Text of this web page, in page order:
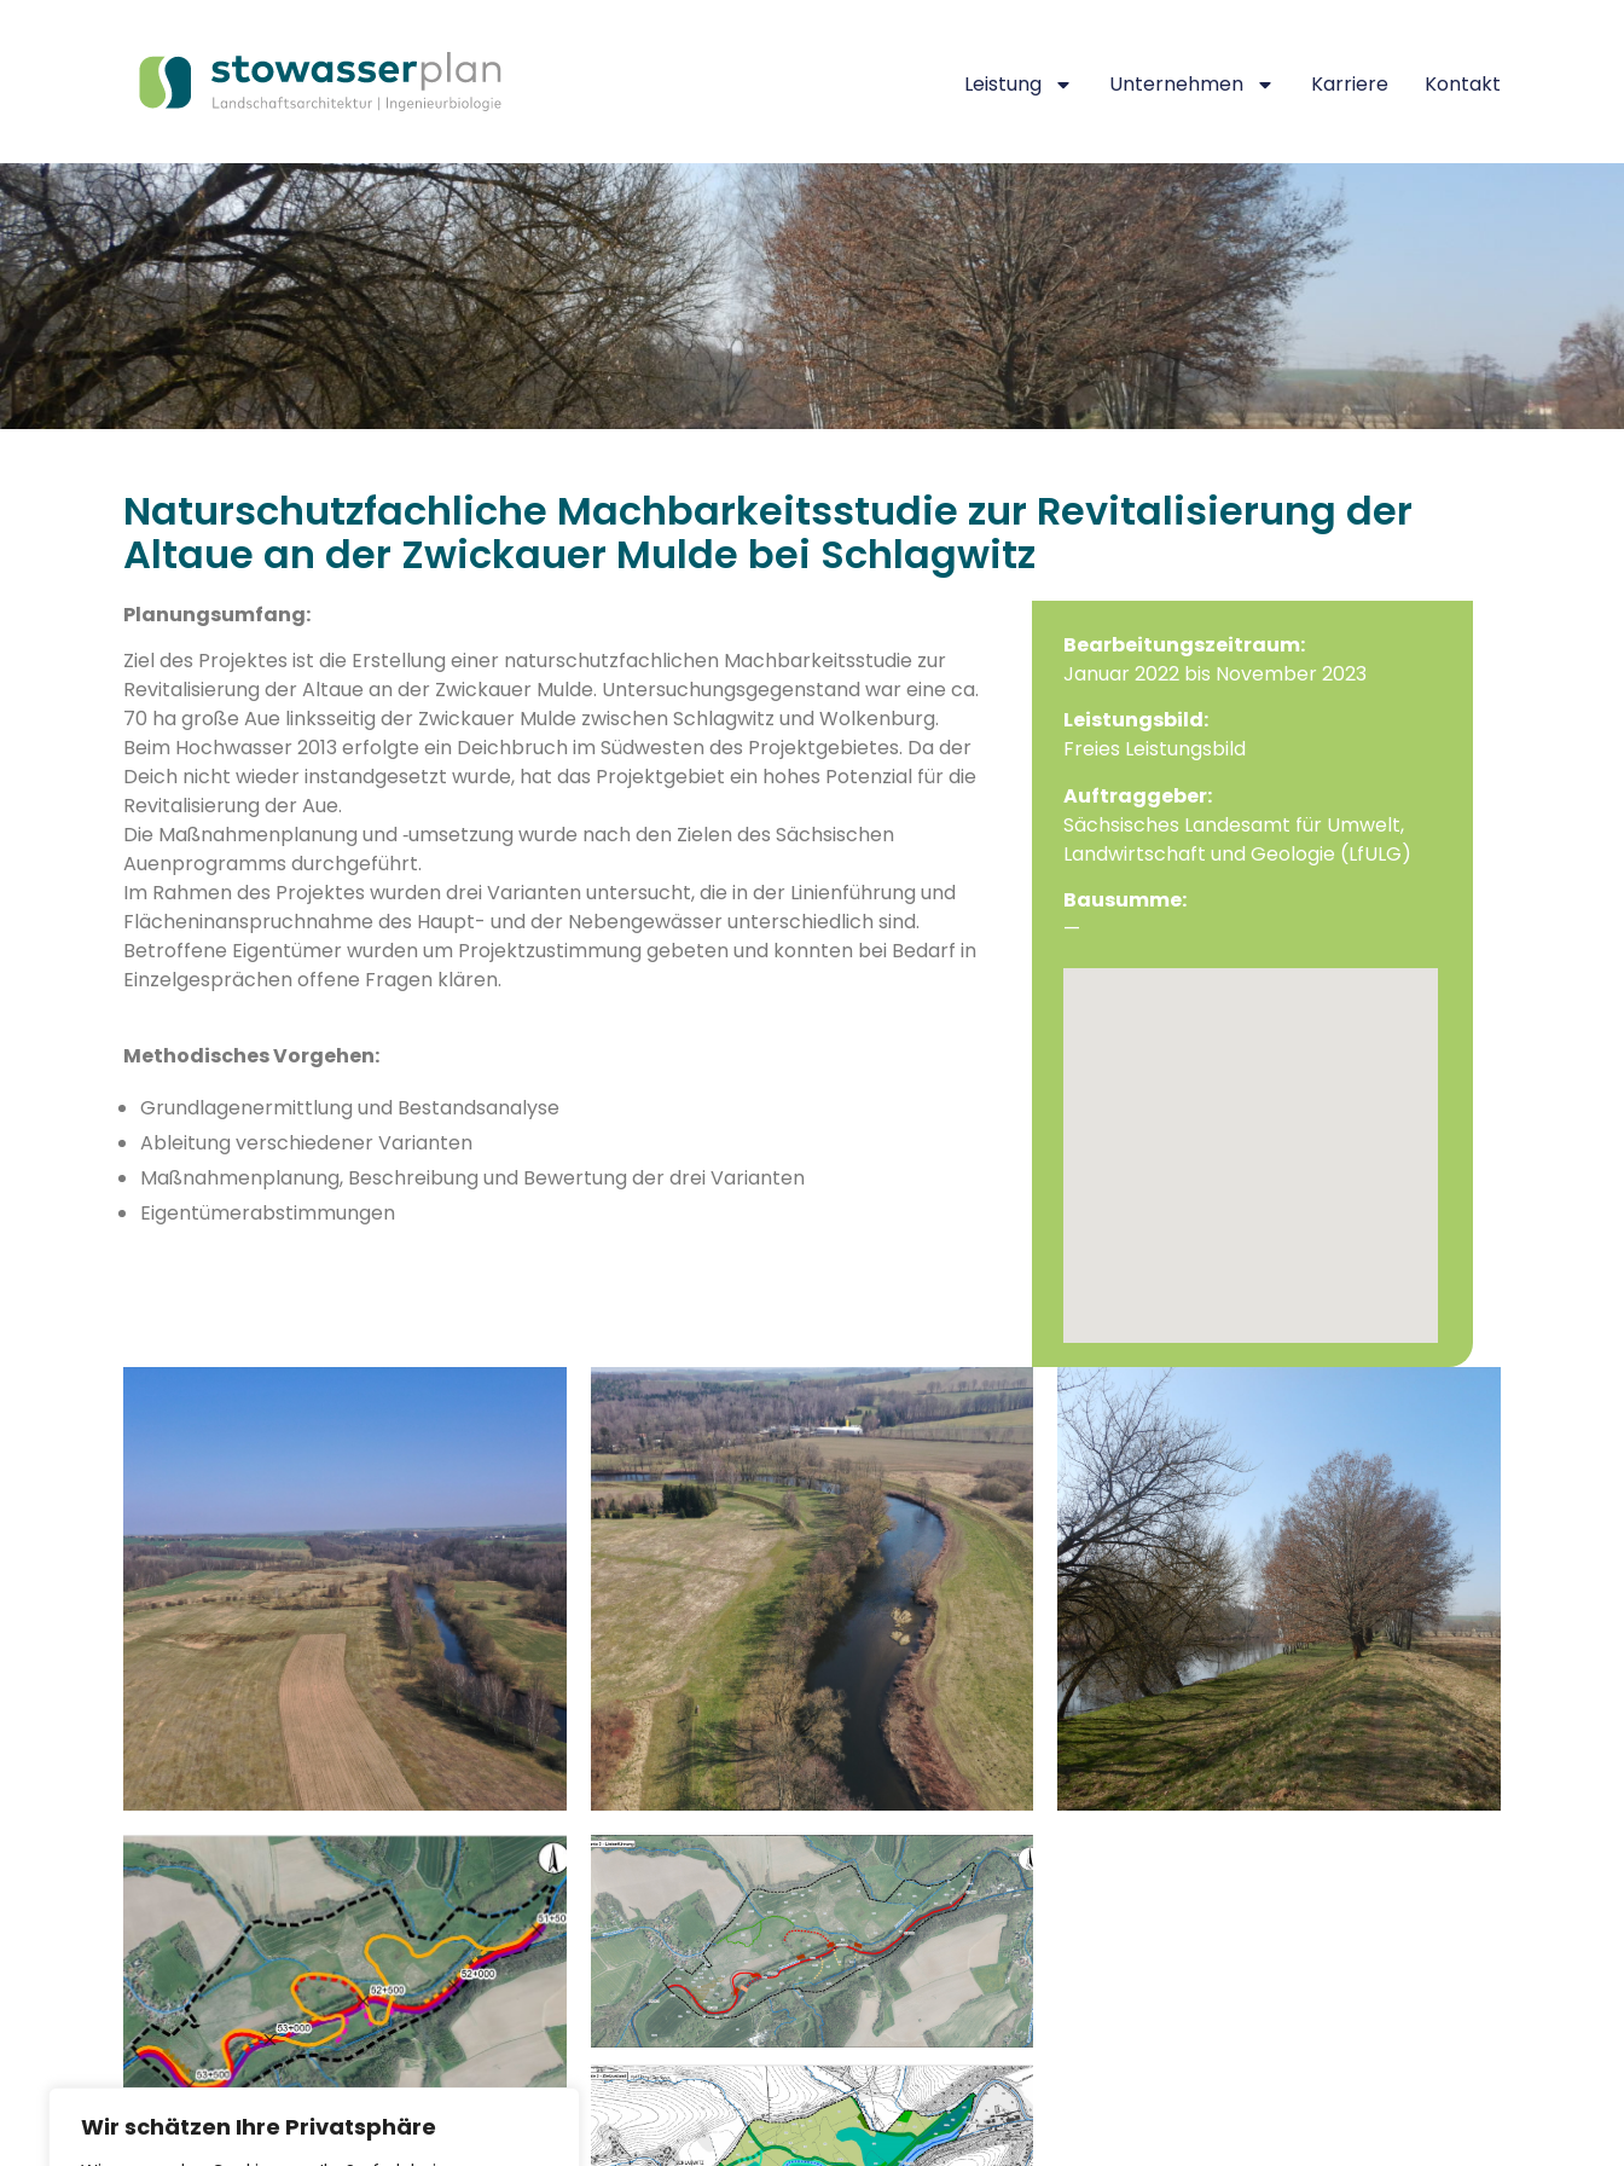
Wir schätzen Ihre Privatsphäre
Leistung Unternehmen Karriere Kontakt
Naturschutzfachliche Machbarkeitsstudie zur Revitalisierung der
Altaue an der Zwickauer Mulde bei Schlagwitz
Planungsumfang:
Ziel des Projektes ist die Erstellung einer naturschutzfachlichen Machbarkeitsstudie zur
Revitalisierung der Altaue an der Zwickauer Mulde. Untersuchungsgegenstand war eine ca.
70 ha große Aue linksseitig der Zwickauer Mulde zwischen Schlagwitz und Wolkenburg.
Beim Hochwasser 2013 erfolgte ein Deichbruch im Südwesten des Projektgebietes. Da der
Deich nicht wieder instandgesetzt wurde, hat das Projektgebiet ein hohes Potenzial für die
Revitalisierung der Aue.
Die Maßnahmenplanung und ‑umsetzung wurde nach den Zielen des Sächsischen
Auenprogramms durchgeführt.
Im Rahmen des Projektes wurden drei Varianten untersucht, die in der Linienführung und
Flächeninanspruchnahme des Haupt- und der Nebengewässer unterschiedlich sind.
Betroffene Eigentümer wurden um Projektzustimmung gebeten und konnten bei Bedarf in
Einzelgesprächen offene Fragen klären.
Methodisches Vorgehen:
Grundlagenermittlung und Bestandsanalyse
Ableitung verschiedener Varianten
Maßnahmenplanung, Beschreibung und Bewertung der drei Varianten
Eigentümerabstimmungen
Bearbeitungszeitraum:
Januar 2022 bis November 2023
Leistungsbild:
Freies Leistungsbild
Auftraggeber:
Sächsisches Landesamt für Umwelt,
Landwirtschaft und Geologie (LfULG)
Bausumme:
—